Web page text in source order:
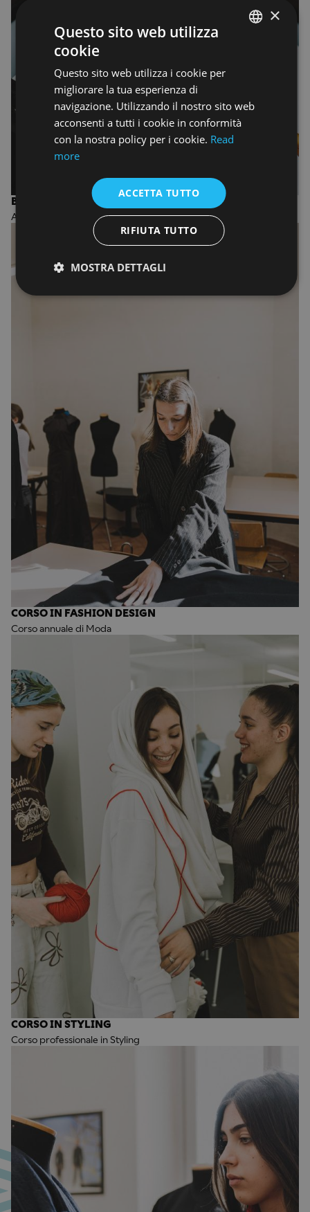
BIENNIO IN FASHION DESIGN AND MANAGEMENT
ACCADEMIA DI MODA
CORSO IN FASHION DESIGN
Corso annuale di Moda
CORSO IN STYLING
Corso professionale in Styling
×
Questo sito web utilizza
cookie
Questo sito web utilizza i cookie per
migliorare la tua esperienza di
navigazione. Utilizzando il nostro sito web
acconsenti a tutti i cookie in conformità
con la nostra policy per i cookie. Read
more
ACCETTA TUTTO
RIFIUTA TUTTO
MOSTRA DETTAGLI